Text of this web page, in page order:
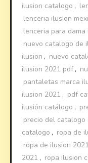
ilusion catalogo ,
lenceria ilusion
lenceria para dama
nuevo catalogo de
ilusion , nuevo
ilusion 2021 pdf ,
pantaletas marca
ilusion 2021 , pdf
ilusión catálogo ,
precio del catalogo
catalogo , ropa de
ropa de ilusion
2021 , ropa ilusion